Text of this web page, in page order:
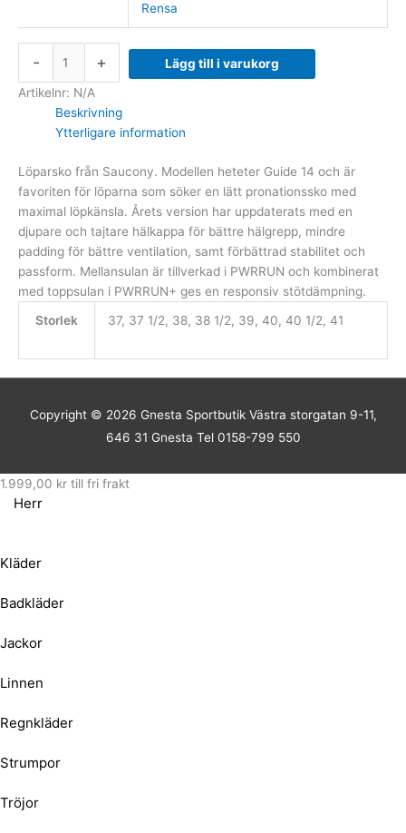
Rensa
- + Lägg till i varukorg
Artikelnr: N/A
Beskrivning
Ytterligare information
Löparsko från Saucony. Modellen heteter Guide 14 och är
favoriten för löparna som söker en lätt pronationssko med
maximal löpkänsla. Årets version har uppdaterats med en
djupare och tajtare hälkappa för bättre hälgrepp, mindre
padding för bättre ventilation, samt förbättrad stabilitet och
passform. Mellansulan är tillverkad i PWRRUN och kombinerat
med toppsulan i PWRRUN+ ges en responsiv stötdämpning.
Storlek
37, 37 1/2, 38, 38 1/2, 39, 40, 40 1/2, 41
Copyright © 2026 Gnesta SportbutikVästra storgatan 9-11,
646 31 Gnesta Tel 0158-799 550
1.999,00 kr till fri frakt
Herr
Kläder
Badkläder
Jackor
Linnen
Regnkläder
Strumpor
Tröjor